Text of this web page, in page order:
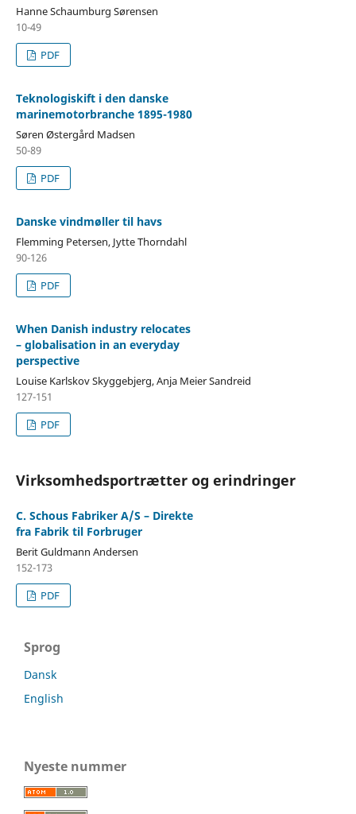
Hanne Schaumburg Sørensen
10-49
PDF
Teknologiskift i den danske
marinemotorbranche 1895-1980
Søren Østergård Madsen
50-89
PDF
Danske vindmøller til havs
Flemming Petersen, Jytte Thorndahl
90-126
PDF
When Danish industry relocates
– globalisation in an everyday
perspective
Louise Karlskov Skyggebjerg, Anja Meier Sandreid
127-151
PDF
Virksomhedsportrætter og erindringer
C. Schous Fabriker A/S – Direkte
fra Fabrik til Forbruger
Berit Guldmann Andersen
152-173
PDF
Sprog
Dansk
English
Nyeste nummer